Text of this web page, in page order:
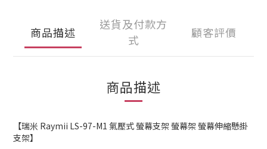
商品描述
送貨及付款方
式
顧客評價
商品描述
【瑞米 Raymii LS-97-M1 氣壓式 螢幕支架 螢幕架 螢幕伸縮懸掛
支架】